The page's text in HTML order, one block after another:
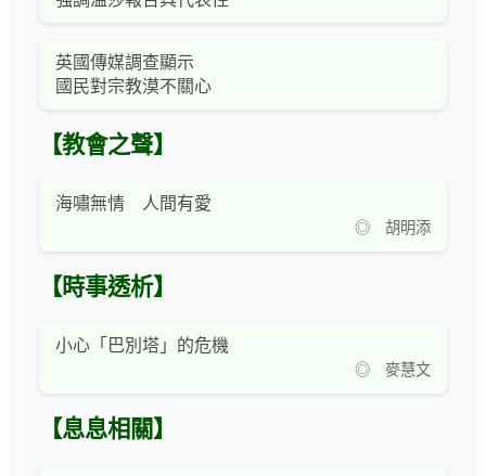
英國傳媒調查顯示
國民對宗教漠不關心
【教會之聲】
海嘯無情 人間有愛
◎ 胡明添
【時事透析】
小心「巴別塔」的危機
◎ 麥慧文
【息息相關】